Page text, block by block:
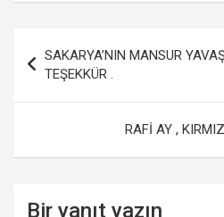
ce
b
o
o
tt
er
at
s
A
p
p
ail
e
gezinmesi
SAKARYA’NIN MANSUR
TEŞEKKÜR .
RAFİ AY ,
Bir yanıt yazın